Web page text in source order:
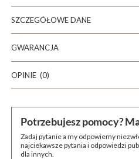
SZCZEGÓŁOWE DANE
GWARANCJA
OPINIE (0)
Potrzebujesz pomocy?
Zadaj pytanie a my odpowiemy
najciekawsze pytania i odpowiedzi
dla innych.